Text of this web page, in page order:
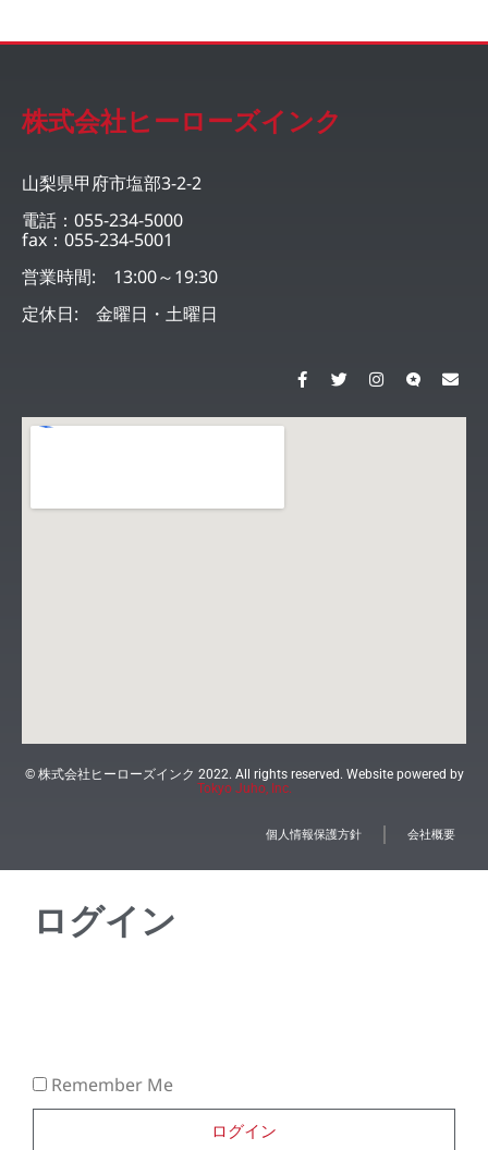
株式会社ヒーローズインク
山梨県甲府市塩部3-2-2
電話：055-234-5000
fax：055-234-5001
営業時間: 13:00～19:30
定休日: 金曜日・土曜日
© 株式会社ヒーローズインク 2022. All rights reserved. Website powered by
Tokyo Juho, Inc.
個人情報保護方針 会社概要
ログイン
Remember Me
ログイン